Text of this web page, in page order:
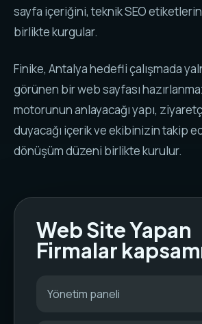
sayfa içeriğini, teknik SEO etiketlerini
birlikte kurgular.
Finike, Antalya hedefli çalışmada
görünen bir web sayfası
motorunun anlayacağı yapı,
duyacağı içerik ve ekibinizin takip
dönüşüm düzeni birlikte kurulur.
Web Site Yapan
Firmalar
Yönetim paneli